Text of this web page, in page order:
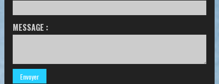
MESSAGE :